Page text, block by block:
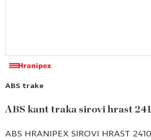
ABS trake
ABS kant traka sirovi hrast
ABS HRANIPEX SIROVI HRAST